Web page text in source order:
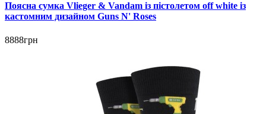
Поясна сумка Vlieger & Vandam із пістолетом off white із
кастомним дизайном Guns N' Roses
8888грн